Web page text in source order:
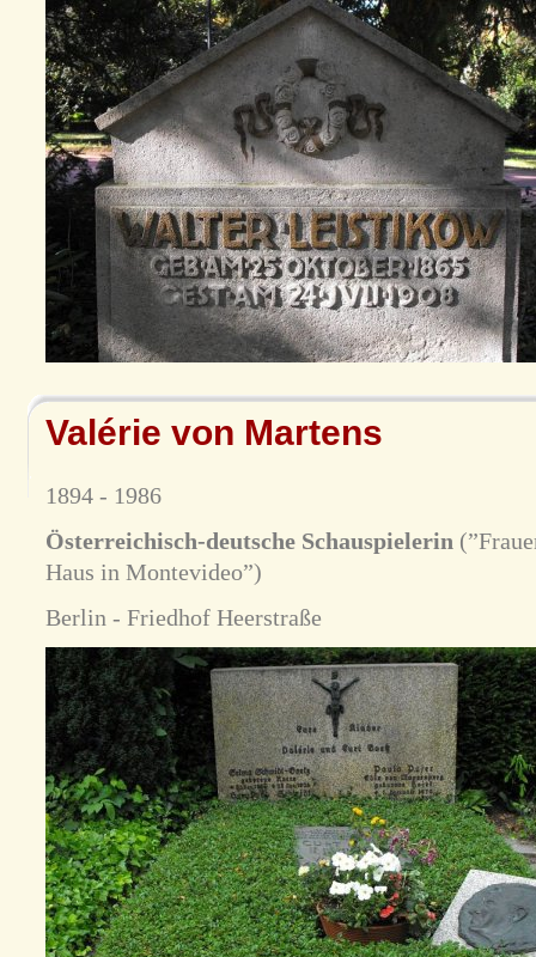
Valérie von Martens
1894 - 1986
Österreichisch-deutsche Schauspielerin
Haus in Montevideo”)
Berlin - Friedhof Heerstraße